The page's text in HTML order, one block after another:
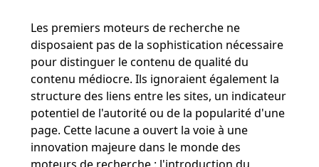
Les premiers moteurs de recherche ne
disposaient pas de la sophistication nécessaire
pour distinguer le contenu de qualité du
contenu médiocre. Ils ignoraient également la
structure des liens entre les sites, un indicateur
potentiel de l'autorité ou de la popularité d'une
page. Cette lacune a ouvert la voie à une
innovation majeure dans le monde des
moteurs de recherche : l'introduction du